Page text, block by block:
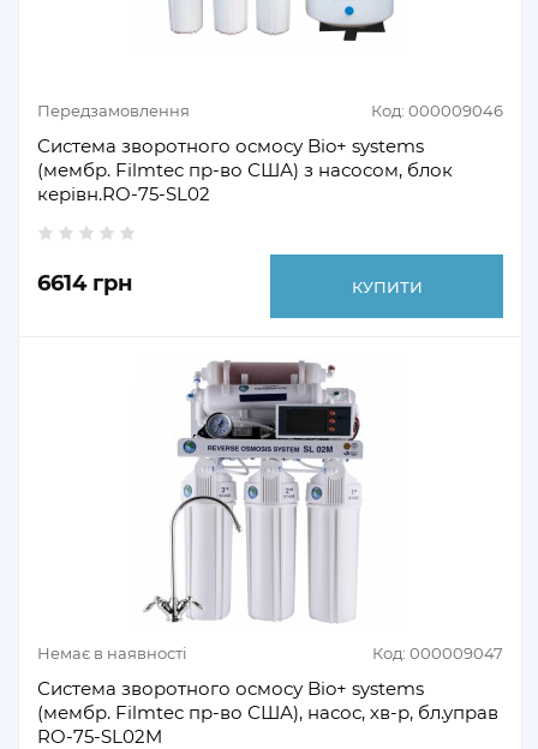
Передзамовлення Код: 000009046
Система зворотного осмосу Bio+ systems
(мембр. Filmtec пр-во США) з насосом, блок
керівн.RO-75-SL02
6614 грн КУПИТИ
Немає в наявності Код: 000009047
Система зворотного осмосу Bio+ systems
(мембр. Filmtec пр-во США), насос, хв-р, бл.управ
RO-75-SL02M